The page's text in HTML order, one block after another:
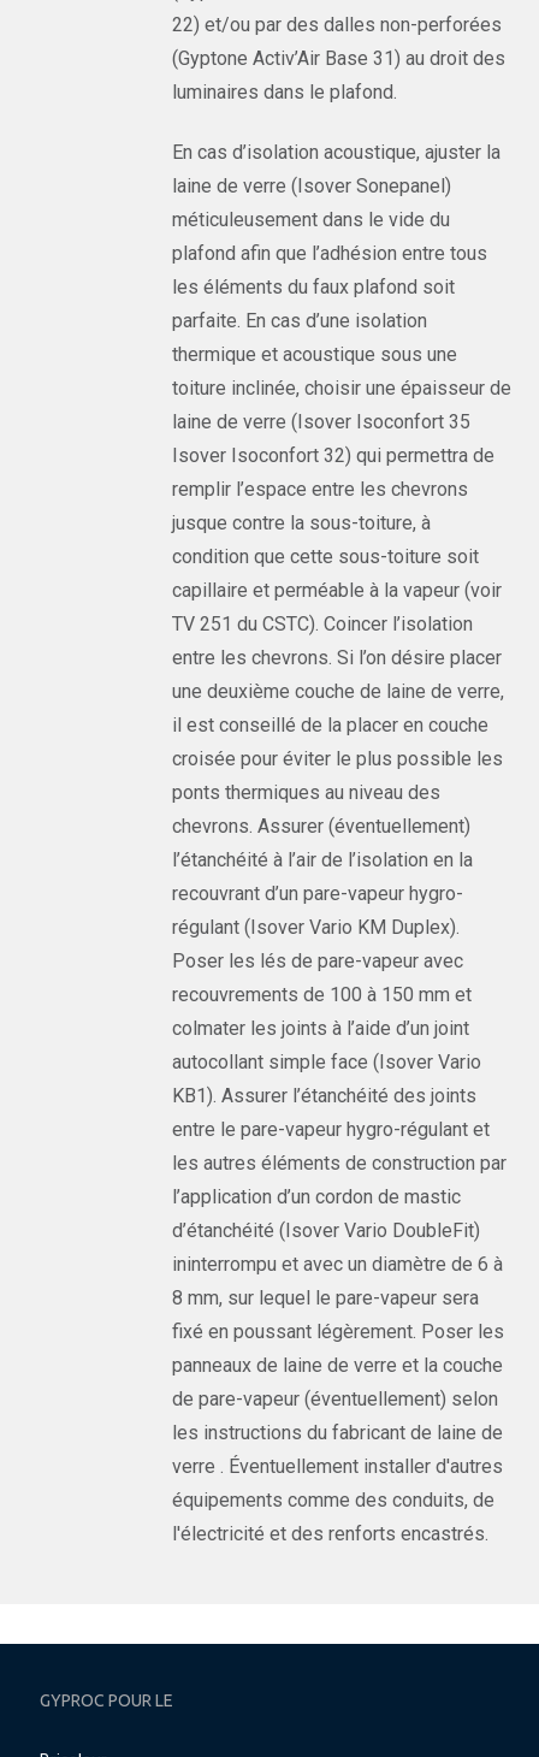
22) et/ou par des dalles non-perforées
(Gyptone Activ’Air Base 31) au droit des
luminaires dans le plafond.
En cas d’isolation acoustique, ajuster la
laine de verre (Isover Sonepanel)
méticuleusement dans le vide du
plafond afin que l’adhésion entre tous
les éléments du faux plafond soit
parfaite. En cas d’une isolation
thermique et acoustique sous une
toiture inclinée, choisir une épaisseur de
laine de verre (Isover Isoconfort 35
Isover Isoconfort 32) qui permettra de
remplir l’espace entre les chevrons
jusque contre la sous-toiture, à
condition que cette sous-toiture soit
capillaire et perméable à la vapeur (voir
TV 251 du CSTC). Coincer l’isolation
entre les chevrons. Si l’on désire placer
une deuxième couche de laine de verre,
il est conseillé de la placer en couche
croisée pour éviter le plus possible les
ponts thermiques au niveau des
chevrons. Assurer (éventuellement)
l’étanchéité à l’air de l’isolation en la
recouvrant d’un pare-vapeur hygro-
régulant (Isover Vario KM Duplex).
Poser les lés de pare-vapeur avec
recouvrements de 100 à 150 mm et
colmater les joints à l’aide d’un joint
autocollant simple face (Isover Vario
KB1). Assurer l’étanchéité des joints
entre le pare-vapeur hygro-régulant et
les autres éléments de construction par
l’application d’un cordon de mastic
d’étanchéité (Isover Vario DoubleFit)
ininterrompu et avec un diamètre de 6 à
8 mm, sur lequel le pare-vapeur sera
fixé en poussant légèrement. Poser les
panneaux de laine de verre et la couche
de pare-vapeur (éventuellement) selon
les instructions du fabricant de laine de
verre . Éventuellement installer d'autres
équipements comme des conduits, de
l'électricité et des renforts encastrés.
GYPROC POUR LE